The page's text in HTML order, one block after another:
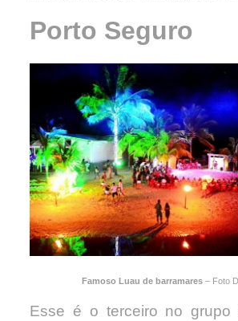
Porto Seguro
Famoso Luau de barramares– Foto
Esse é o terceiro no grupo